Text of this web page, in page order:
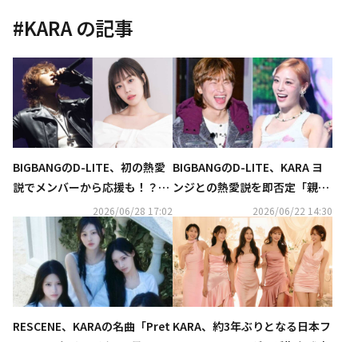
#KARAの記事
BIGBANGのD-LITE、初の熱愛
説でメンバーから応援も！？KA
RA ヨンジとの“密着写真”の真
相語る（動画あり）
2026/06/28 17:02
BIGBANGのD-LITE、KARA ヨ
ンジとの熱愛説を即否定「親し
2026/06/22 14:30
RESCENE、KARAの名曲「Pret KARA、約3年ぶりとなる日本フ